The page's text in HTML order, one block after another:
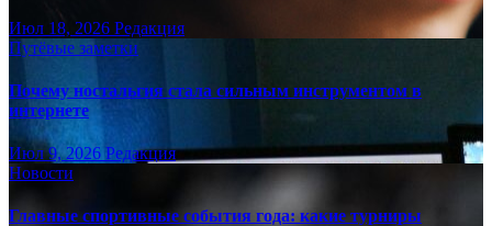
Июл 18, 2026 Редакция
Путёвые заметки
Почему ностальгия стала сильным инструментом в
интернете
Июл 9, 2026 Редакция
Новости
Главные спортивные события года: какие турниры